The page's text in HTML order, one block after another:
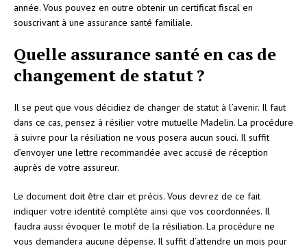
année. Vous pouvez en outre obtenir un certificat fiscal en
souscrivant à une assurance santé familiale.
Quelle assurance santé en cas de
changement de statut ?
Il se peut que vous décidiez de changer de statut à l’avenir. Il faut
dans ce cas, pensez à résilier votre mutuelle Madelin. La procédure
à suivre pour la résiliation ne vous posera aucun souci. Il suffit
d’envoyer une lettre recommandée avec accusé de réception
auprès de votre assureur.
Le document doit être clair et précis. Vous devrez de ce fait
indiquer votre identité complète ainsi que vos coordonnées. Il
faudra aussi évoquer le motif de la résiliation. La procédure ne
vous demandera aucune dépense. Il suffit d’attendre un mois pour